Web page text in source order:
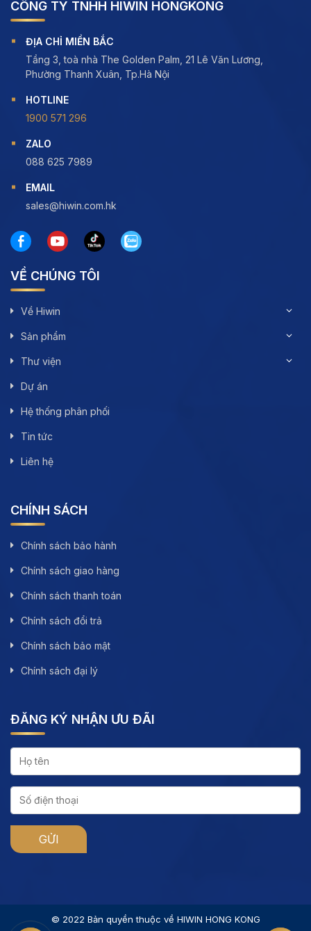
CÔNG TY TNHH HIWIN HONGKONG
ĐỊA CHỈ MIỀN BẮC
Tầng 3, toà nhà The Golden Palm, 21 Lê Văn Lương,
Phường Thanh Xuân, Tp.Hà Nội
HOTLINE
1900 571 296
ZALO
088 625 7989
EMAIL
sales@hiwin.com.hk
VỀ CHÚNG TÔI
Về Hiwin
Sản phẩm
Thư viện
Dự án
Hệ thống phân phối
Tin tức
Liên hệ
CHÍNH SÁCH
Chính sách bảo hành
Chính sách giao hàng
Chính sách thanh toán
Chính sách đổi trả
Chính sách bảo mật
Chính sách đại lý
ĐĂNG KÝ NHẬN ƯU ĐÃI
© 2022 Bản quyền thuộc về HIWIN HONG KONG